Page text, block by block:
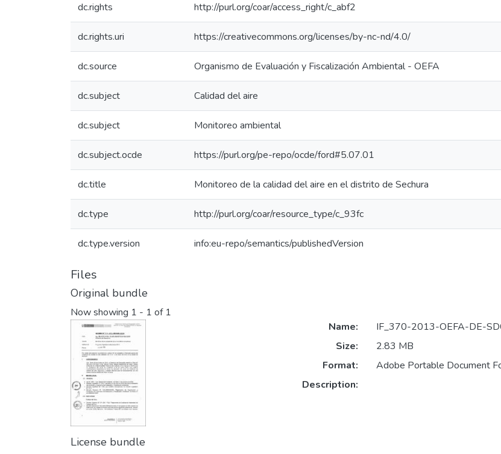
dc.rights http://purl.org/coar/access_right/c_abf2
dc.rights.uri https://creativecommons.org/licenses/by-nc-nd/4.0/
dc.source Organismo de Evaluación y Fiscalización Ambiental - OEFA
dc.subject Calidad del aire
dc.subject Monitoreo ambiental
dc.subject.ocde https://purl.org/pe-repo/ocde/ford#5.07.01
dc.title Monitoreo de la calidad del aire en el distrito de Sechura
dc.type http://purl.org/coar/resource_type/c_93fc
dc.type.version info:eu-repo/semantics/publishedVersion
Files
Original bundle
Now showing 1 - 1 of 1
Name:
IF_370-2013-OEFA-DE-
Size:
2.83 MB
Format:
Adobe Portable Document
Description:
License bundle